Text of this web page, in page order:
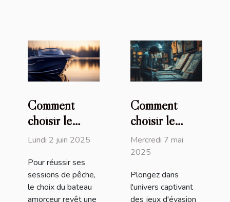
Comment
choisir le
meilleur
amorceur pour
vos sessions
de pêche
Lundi 2 juin 2025
Pour réussir ses
sessions de pêche,
le choix du bateau
amorceur revêt une
Comment
choisir le
meilleur jeu
d'évasion
pour votre
prochaine
Mercredi 7 mai
2025
Plongez dans
l'univers captivant
des jeux d'évasion